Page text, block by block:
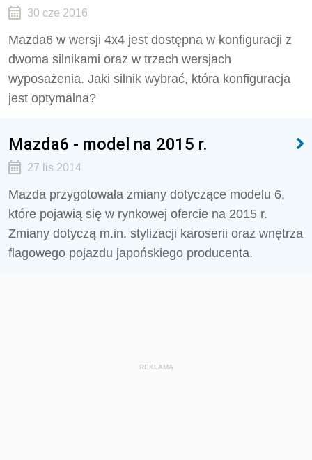
30 cze 2016
Mazda6 w wersji 4x4 jest dostępna w konfiguracji z
dwoma silnikami oraz w trzech wersjach
wyposażenia. Jaki silnik wybrać, która konfiguracja
jest optymalna?
Mazda6 - model na 2015 r.
27 lis 2014
Mazda przygotowała zmiany dotyczące modelu 6,
które pojawią się w rynkowej ofercie na 2015 r.
Zmiany dotyczą m.in. stylizacji karoserii oraz wnętrza
flagowego pojazdu japońskiego producenta.
REKLAMA